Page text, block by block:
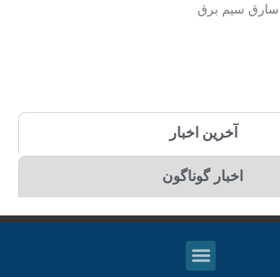
سارق سیم برق
آخرین اخبار
اخبار گوناگون